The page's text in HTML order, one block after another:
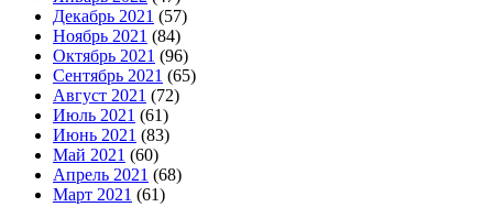
Декабрь 2021 (57)
Ноябрь 2021 (84)
Октябрь 2021 (96)
Сентябрь 2021 (65)
Август 2021 (72)
Июль 2021 (61)
Июнь 2021 (83)
Май 2021 (60)
Апрель 2021 (68)
Март 2021 (61)